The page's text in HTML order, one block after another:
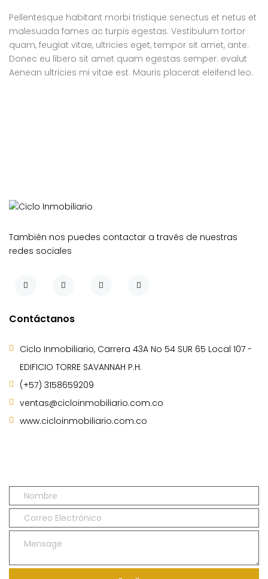
Pellentesque habitant morbi tristique senectus et netus et
malesuada fames ac turpis egestas. Vestibulum tortor
quam, feugiat vitae, ultricies eget, tempor sit amet, ante.
Donec eu libero sit amet quam egestas semper. evalut
Aenean ultricies mi vitae est. Mauris placerat eleifend leo.
También nos puedes contactar a través de nuestras
redes sociales
Contáctanos
Ciclo Inmobiliario, Carrera 43A No 54 SUR 65 Local 107 -
EDIFICIO TORRE SAVANNAH P.H.
(+57) 3158659209
ventas@cicloinmobiliario.com.co
www.cicloinmobiliario.com.co